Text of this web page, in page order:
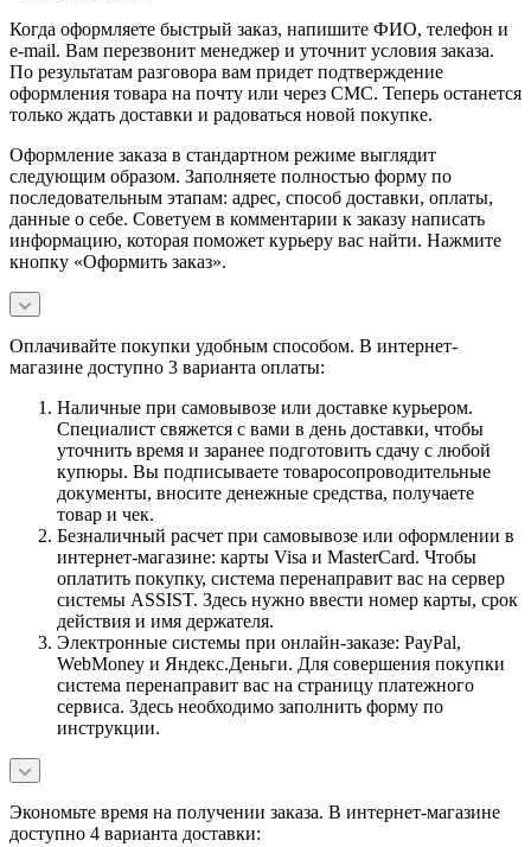
Когда оформляете быстрый заказ, напишите ФИО, телефон и
e-mail. Вам перезвонит менеджер и уточнит условия заказа.
По результатам разговора вам придет подтверждение
оформления товара на почту или через СМС. Теперь останется
только ждать доставки и радоваться новой покупке.
Оформление заказа в стандартном режиме выглядит
следующим образом. Заполняете полностью форму по
последовательным этапам: адрес, способ доставки, оплаты,
данные о себе. Советуем в комментарии к заказу написать
информацию, которая поможет курьеру вас найти. Нажмите
кнопку «Оформить заказ».
Оплачивайте покупки удобным способом. В интернет-
магазине доступно 3 варианта оплаты:
Наличные при самовывозе или доставке курьером.
Специалист свяжется с вами в день доставки, чтобы
уточнить время и заранее подготовить сдачу с любой
купюры. Вы подписываете товаросопроводительные
документы, вносите денежные средства, получаете
товар и чек.
Безналичный расчет при самовывозе или оформлении в
интернет-магазине: карты Visa и MasterCard. Чтобы
оплатить покупку, система перенаправит вас на сервер
системы ASSIST. Здесь нужно ввести номер карты, срок
действия и имя держателя.
Электронные системы при онлайн-заказе: PayPal,
WebMoney и Яндекс.Деньги. Для совершения покупки
система перенаправит вас на страницу платежного
сервиса. Здесь необходимо заполнить форму по
инструкции.
Экономьте время на получении заказа. В интернет-магазине
доступно 4 варианта доставки: